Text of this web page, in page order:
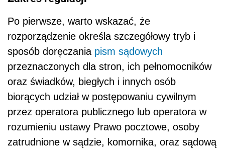
Po pierwsze, warto wskazać, że
rozporządzenie określa szczegółowy tryb i
sposób doręczania pism sądowych
przeznaczonych dla stron, ich pełnomocników
oraz świadków, biegłych i innych osób
biorących udział w postępowaniu cywilnym
przez operatora publicznego lub operatora w
rozumieniu ustawy Prawo pocztowe, osoby
zatrudnione w sądzie, komornika, oraz sądową